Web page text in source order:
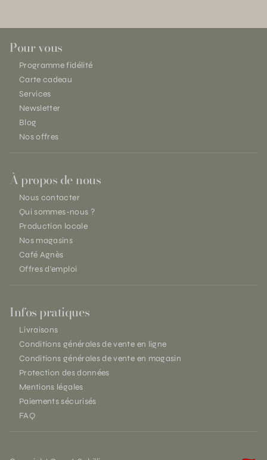
Pour vous
Programme fidélité
Carte cadeau
Services
Newsletter
Blog
Nos offres
À propos de nous
Nous contacter
Qui sommes-nous ?
Production locale
Nos magasins
Café Agnès
Offres d'emploi
Infos pratiques
Livraisons
Conditions générales de vente en ligne
Conditions générales de vente en magasin
Protection des données
Mentions légales
Paiements sécurisés
FAQ